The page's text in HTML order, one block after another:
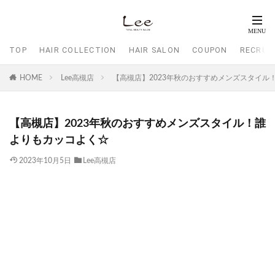
TOP HAIR COLLECTION HAIR SALON COUPON
HOME Lee高槻店 【高槻店】2023年秋のおすすめメンズスタイ
【高槻店】2023年秋のおすすめメンズスタイル！誰
よりもカッコよく☆
2023年10月5日 Lee高槻店